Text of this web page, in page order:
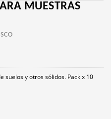
MUESTRAS
suelos y otros sólidos. Pack x 10